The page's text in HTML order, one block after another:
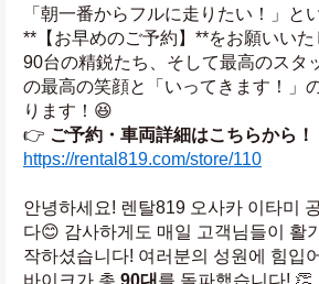
「朝一番からフルに走りたい！」と
**【お早めのご予約】**をお願いいた
90台の精鋭たち、そして最高のスタ
の最高の笑顔と「いってきます！」
ります！😆
👉 ご予約・車両詳細はこちらから！
https://rental819.com/store/110
안녕하세요! 렌탈819 오사카 이타미
다😊 감사하게도 매일 고객님들이 활
작하셨습니다! 여러분의 성원에 힘입
바이크가 총 90대 를 돌파했습니다! 👏